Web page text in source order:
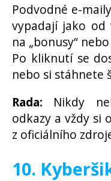
Podvodné e-
vypadají jako od
na „bonusy“
Po kliknutí se
nebo si stáhnete
Rada: Nikdy
odkazy a vždy si
z oficiálního
10.